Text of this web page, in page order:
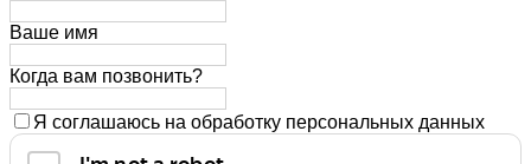
Ваше имя
Когда вам позвонить?
Я соглашаюсь на обработку персональных данных